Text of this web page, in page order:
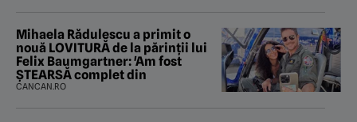
Mihaela Rădulescu a primit o
nouă LOVITURĂ de la părinții lui
Felix Baumgartner: 'Am fost
ȘTEARSĂ complet din
CANCAN.RO